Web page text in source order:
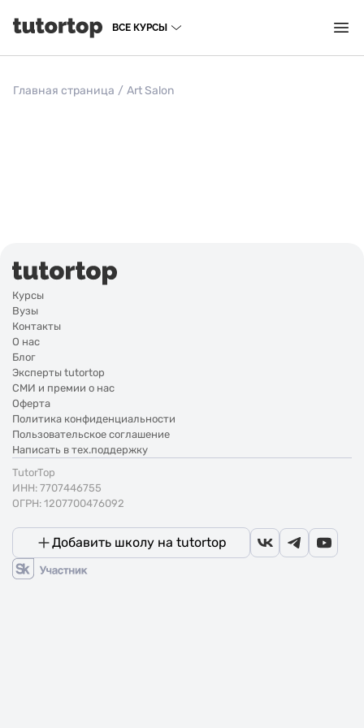
ВСЕ КУРСЫ
Главная страница / Art Salon
Курсы
Вузы
Контакты
О нас
Блог
Эксперты tutortop
СМИ и премии о нас
Оферта
Политика конфиденциальности
Пользовательское соглашение
Написать в тех.поддержку
TutorTop
ИНН: 7707446755
ОГРН: 1207700476092
Добавить школу на tutortop